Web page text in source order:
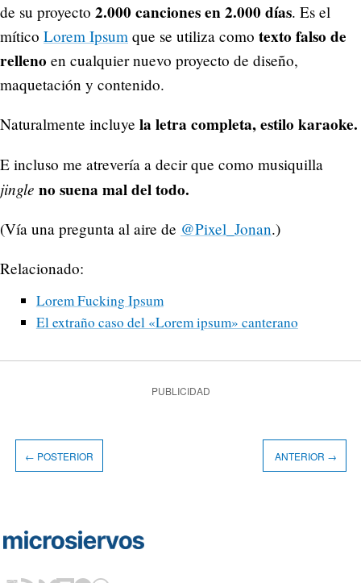
de su proyecto 2.000 canciones en 2.000 días. Es el
mítico Lorem Ipsum que se utiliza como texto falso de
relleno en cualquier nuevo proyecto de diseño,
maquetación y contenido.
Naturalmente incluye la letra completa, estilo karaoke.
E incluso me atrevería a decir que como musiquilla
jingle no suena mal del todo.
(Vía una pregunta al aire de @Pixel_Jonan.)
Relacionado:
Lorem Fucking Ipsum
El extraño caso del «Lorem ipsum» canterano
PUBLICIDAD
← POSTERIOR ANTERIOR →